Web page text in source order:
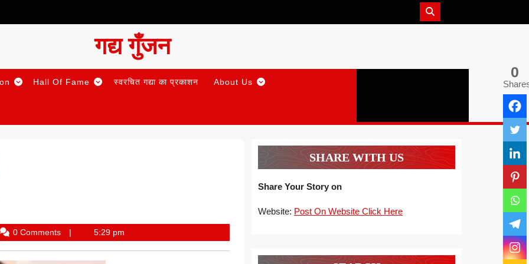
गद्य गुँजन
Hall Of Fame स्वरचित गद्या का प्रकाशन About Us
0 Comments 5:29 pm
0
SHARE WITH US
Share Your Story on
Website: Post On Website Click Here